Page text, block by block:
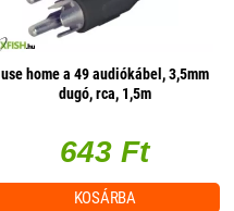
use home a 49 audiókábel, 3,5mm
dugó, rca, 1,5m
643 Ft
KOSÁRBA